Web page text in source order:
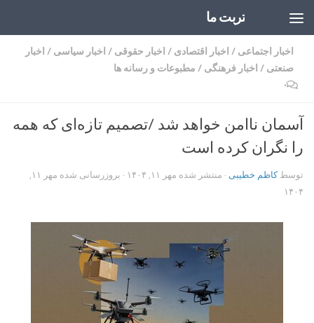
تربت ما
اخبار اجتماعی / اخبار اقتصادی / اخبار حقوقی / اخبار سیاسی / اخبار
صنعتی / اخبار فرهنگی / مطبوعات و رسانه ها
۰
آسمان ناامن خواهد شد /تصمیم تازه‌ای که همه
را نگران کرده است
توسطکاظم خطیبی · منتشر شده مهر ۱۱, ۱۴۰۴ · بروزرسانی شده
مهر ۱۱,
۱۴۰۴